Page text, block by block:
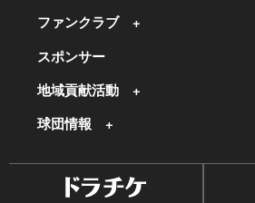
ファンクラブ
スポンサー
地域貢献活動
球団情報